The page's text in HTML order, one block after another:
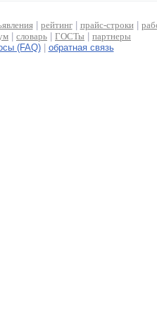
| рейтинг| прайс-строки|
словарь ГОСТы
партнеры
(FAQ)| обратная связь